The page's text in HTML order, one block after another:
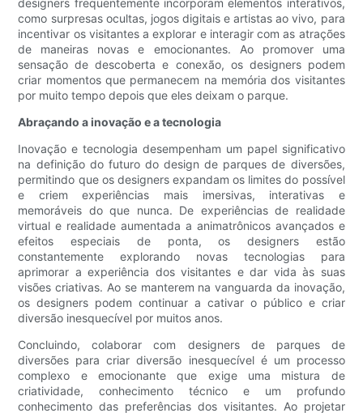
designers frequentemente incorporam elementos interativos,
como surpresas ocultas, jogos digitais e artistas ao vivo, para
incentivar os visitantes a explorar e interagir com as atrações
de maneiras novas e emocionantes. Ao promover uma
sensação de descoberta e conexão, os designers podem
criar momentos que permanecem na memória dos visitantes
por muito tempo depois que eles deixam o parque.
Abraçando a inovação e a tecnologia
Inovação e tecnologia desempenham um papel significativo
na definição do futuro do design de parques de diversões,
permitindo que os designers expandam os limites do possível
e criem experiências mais imersivas, interativas e
memoráveis ​​do que nunca. De experiências de realidade
virtual e realidade aumentada a animatrônicos avançados e
efeitos especiais de ponta, os designers estão
constantemente explorando novas tecnologias para
aprimorar a experiência dos visitantes e dar vida às suas
visões criativas. Ao se manterem na vanguarda da inovação,
os designers podem continuar a cativar o público e criar
diversão inesquecível por muitos anos.
Concluindo, colaborar com designers de parques de
diversões para criar diversão inesquecível é um processo
complexo e emocionante que exige uma mistura de
criatividade, conhecimento técnico e um profundo
conhecimento das preferências dos visitantes. Ao projetar